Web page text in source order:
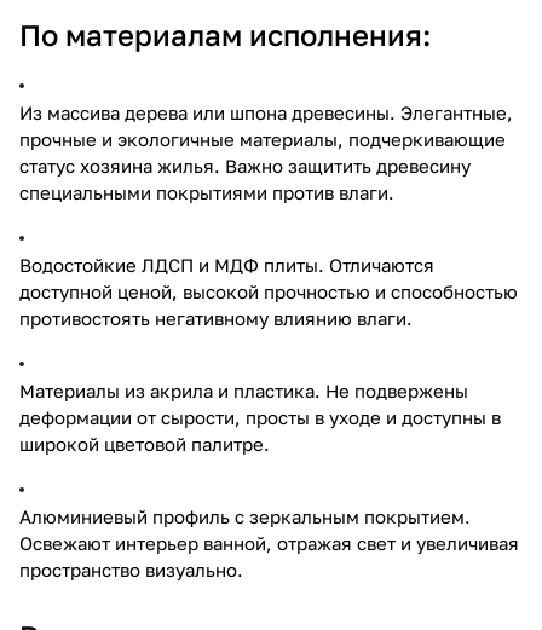
По материалам исполнения:
Из массива дерева или шпона древесины. Элегантные,
прочные и экологичные материалы, подчеркивающие
статус хозяина жилья. Важно защитить древесину
специальными покрытиями против влаги.
Водостойкие ЛДСП и МДФ плиты. Отличаются
доступной ценой, высокой прочностью и способностью
противостоять негативному влиянию влаги.
Материалы из акрила и пластика. Не подвержены
деформации от сырости, просты в уходе и доступны в
широкой цветовой палитре.
Алюминиевый профиль с зеркальным покрытием.
Освежают интерьер ванной, отражая свет и увеличивая
пространство визуально.